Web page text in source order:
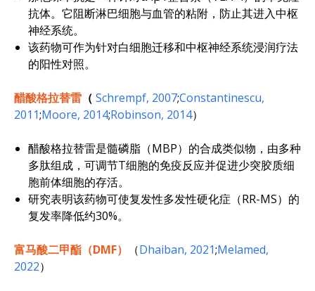
抗体。它阻断淋巴细胞与血管的粘附，防止其进入中枢
神经系统。
该药物可作为针对白细胞迁移和中枢神经系统浸润疗法
的阳性对照。
醋酸格拉替雷 （ Schrempf, 2007;Constantinescu,
2011;Moore, 2014;Robinson, 2014）
醋酸格拉替雷是髓磷脂（MBP）的合成类似物，由多种
多肽组成，可调节T细胞的免疫反应并促进少突胶质细
胞前体细胞的存活。
研究表明该药物可使复发性多发性硬化症（RR-MS）的
复发率降低约30%。
富马酸二甲酯（DMF） （Dhaiban, 2021;Melamed,
2022）